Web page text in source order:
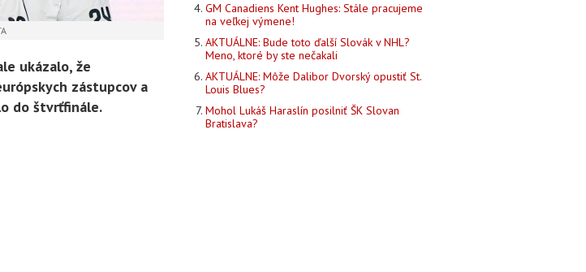
ukázalo, že
zástupcov a
do štvrťfinále.
GM Canadiens Kent Hughes: Stále pracujeme
na veľkej výmene!
AKTUÁLNE: Bude toto ďalší Slovák v NHL?
Meno, ktoré by ste nečakali
AKTUÁLNE: Môže Dalibor Dvorský opustiť St.
Louis Blues?
Mohol Lukáš Haraslín posilniť ŠK Slovan
Bratislava?